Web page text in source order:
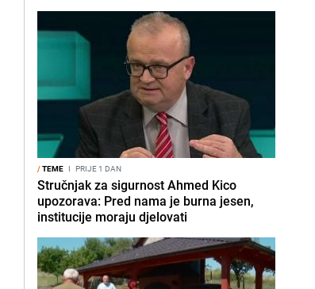
/TEME I PRIJE 1 DAN
Stručnjak za sigurnost Ahmed Kico
upozorava: Pred nama je burna jesen,
institucije moraju djelovati